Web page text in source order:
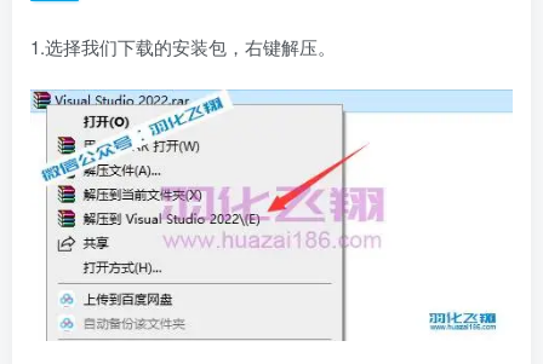
1.选择我们下载的安装包，右键解压。